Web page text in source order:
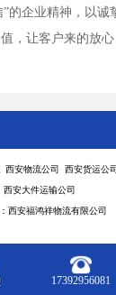
的企业精神，以诚
，让客户来的放心
西安物流公司 西安货运公
安大件运输公司
西安福鸿祥物流有限公司
17392956081